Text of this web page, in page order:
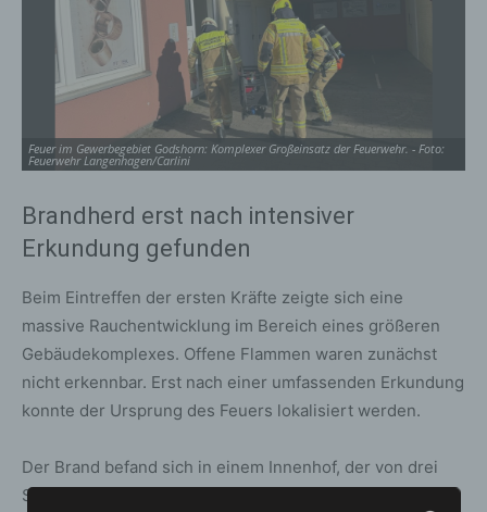
Feuer im Gewerbegebiet Godshorn: Komplexer Großeinsatz der Feuerwehr. - Foto:
Feuerwehr Langenhagen/Carlini
Brandherd erst nach intensiver
Erkundung gefunden
Beim Eintreffen der ersten Kräfte zeigte sich eine
massive Rauchentwicklung im Bereich eines größeren
Gebäudekomplexes. Offene Flammen waren zunächst
nicht erkennbar. Erst nach einer umfassenden Erkundung
konnte der Ursprung des Feuers lokalisiert werden.
Der Brand befand sich in einem Innenhof, der von drei
Seiten umbaut und nur schwer erreichbar war. Umgeben